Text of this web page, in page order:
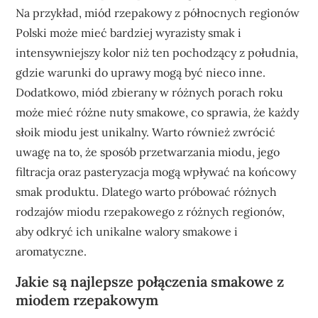
Na przykład, miód rzepakowy z północnych regionów
Polski może mieć bardziej wyrazisty smak i
intensywniejszy kolor niż ten pochodzący z południa,
gdzie warunki do uprawy mogą być nieco inne.
Dodatkowo, miód zbierany w różnych porach roku
może mieć różne nuty smakowe, co sprawia, że każdy
słoik miodu jest unikalny. Warto również zwrócić
uwagę na to, że sposób przetwarzania miodu, jego
filtracja oraz pasteryzacja mogą wpływać na końcowy
smak produktu. Dlatego warto próbować różnych
rodzajów miodu rzepakowego z różnych regionów,
aby odkryć ich unikalne walory smakowe i
aromatyczne.
Jakie są najlepsze połączenia smakowe z
miodem rzepakowym